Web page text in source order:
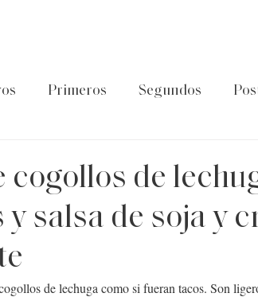
Primeros Segundos
cogollos de
salsa de soja y
de lechuga como si fueran tacos. Son